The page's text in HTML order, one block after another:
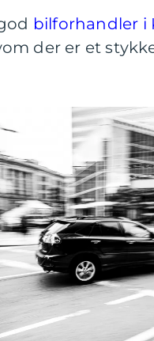
bilforhandler i
der er et